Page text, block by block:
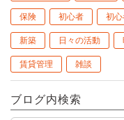
保険 初心者 初心
新築 日々の活動
賃貸管理 雑談
ブログ内検索